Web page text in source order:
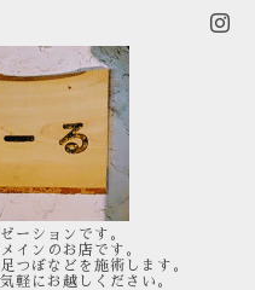
ーションです。
インのお店です。
つぼなどを施術します。
軽にお越しください。